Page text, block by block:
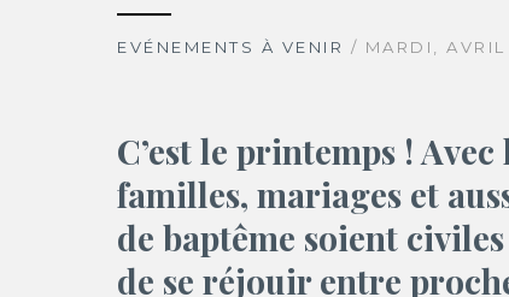
EVÉNEMENTS À VENIR / MARDI,
C’est le printemps !
familles, mariages et
de baptême soient
de se réjouir entre